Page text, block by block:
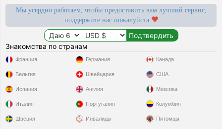
Мы усердно работаем, чтобы предоставить вам лучший сервис,
поддержите нас пожалуйста
Знакомства по странам
Франция
Бельгия
Испания
Италия
Швеция
Германия
Швейцария
Англия
Португалия
Инвалиды
Канада
США
Мексика
Колумбия
Питомцы